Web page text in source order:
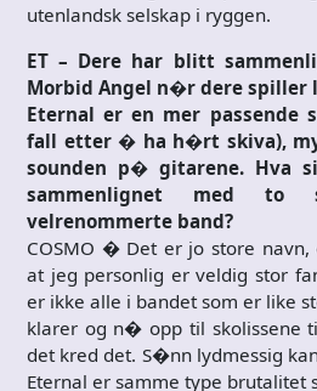
utenlandsk selskap i ryggen.
ET – Dere har blitt
Morbid Angel n�r dere spiller
Eternal er en mer passende
fall etter � ha h�rt skiva),
sounden p� gitarene.
sammenlignet med to
velrenommerte band?
COSMO � Det er jo store
at jeg personlig er veldig stor
er ikke alle i bandet som er like
klarer og n� opp til skolissene
det kred det. S�nn lydmessig
Eternal er samme type brutalitet